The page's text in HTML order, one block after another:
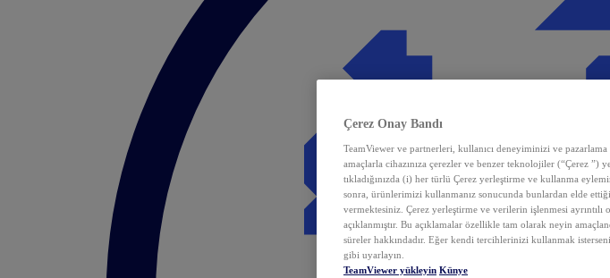
Çerez Onay Bandı
TeamViewer ve partnerleri, kullanıcı deneyiminizi ve
amaçlarla cihazınıza çerezler ve benzer teknolojiler (“Çerez ”)
tıkladığınızda (i) her türlü Çerez yerleştirme ve kullanma
sonra, ürünlerimizi kullanmanız sonucunda bunlardan elde
vermektesiniz. Çerez yerleştirme ve verilerin işlenmesi ayrıntılı
açıklanmıştır. Bu açıklamalar özellikle tam olarak neyin
süreler hakkındadır. Eğer kendi tercihlerinizi kullanmak
gibi uyarlayın.
TeamViewer yükleyin Künye